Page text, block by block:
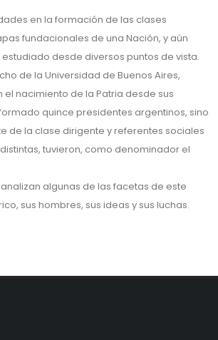
en la formación de las clases
fundacionales de una Nación, y aún
desde diversos puntos de vista.
de la Universidad de Buenos Aires,
nacimiento de la Patria desde sus
quince presidentes argentinos, sino
de la clase dirigente y referentes sociales
tuvieron, como denominador el
algunas de las facetas de este
sus hombres, sus ideas y sus luchas.